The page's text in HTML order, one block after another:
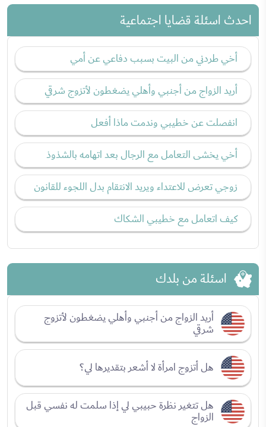
احدث اسئلة قضايا اجتماعية
أخي طردني من البيت بسبب دفاعي عن أمي
أريد الزواج من أجنبي وأهلي يضغطون لأتزوج شرقي
انفصلت عن خطيبي وندمت ماذا أفعل
أخي يخشى التعامل مع الرجال بعد اتهامه بالشذوذ
زوجي تعرض للاعتداء ويريد الانتقام بدل اللجوء للقانون
كيف اتعامل مع خطيبي الشكاك
اسئلة من بلدك
أريد الزواج من أجنبي وأهلي يضغطون لأتزوج
شرقي
هل أتزوج امرأة لا أشعر بتقديرها لي؟
هل تتغير نظرة حبيبي لي إذا سلمت له نفسي قبل
الزواج